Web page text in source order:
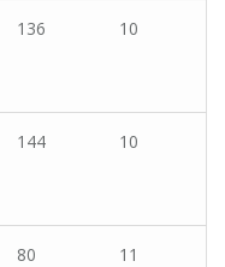
136 10
144 10
80 11